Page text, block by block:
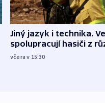
Jiný jazyk i technika.
spolupracují hasiči z
včera v 15:30